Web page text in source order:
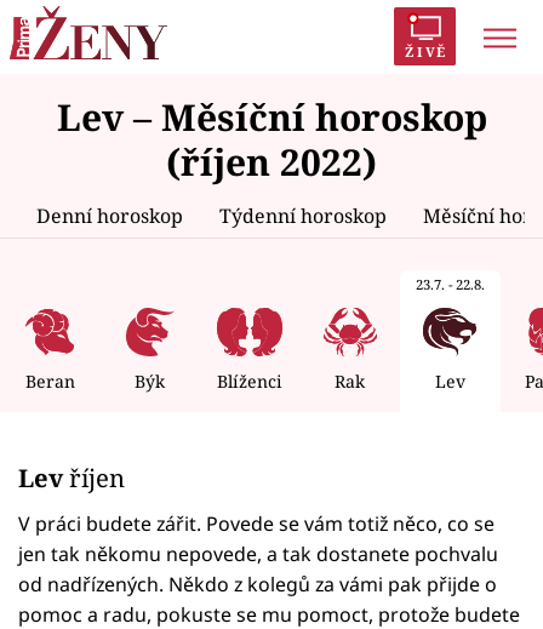
ŽIVĚ
Trendy: Polabí Inspekce Prostřeno!
AYTO?
Zrádci Proměny
Témata
Celebrity
Seriály
Horoskopy
Sledujte prima+
Lev – Měsíční horoskop
(říjen 2022)
Denní horoskop Týdenní horoskop Měsíční
Beran Býk Blíženci Rak
23.7. - 22.8.
Lev
Levříjen
V práci budete zářit. Povede se vám totiž něco, co se
jen tak někomu nepovede, a tak dostanete pochvalu
od nadřízených. Někdo z kolegů za vámi pak přijde o
pomoc a radu, pokuste se mu pomoct, protože budete